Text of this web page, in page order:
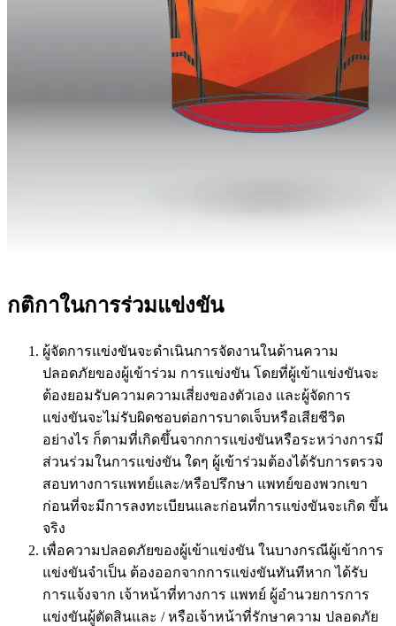
กติกาในการร่วมแข่งขัน
ผู้จัดการแข่งขันจะดำเนินการจัดงานในด้านความ
ปลอดภัยของผู้เข้าร่วม การแข่งขัน โดยที่ผู้เข้าแข่งขันจะ
ต้องยอมรับความความเสี่ยงของตัวเอง และผู้จัดการ
แข่งขันจะไม่รับผิดชอบต่อการบาดเจ็บหรือเสียชีวิต
อย่างไร ก็ตามที่เกิดขึ้นจากการแข่งขันหรือระหว่างการมี
ส่วนร่วมในการแข่งขัน ใดๆ ผู้เข้าร่วมต้องได้รับการตรวจ
สอบทางการแพทย์และ/หรือปรึกษา แพทย์ของพวกเขา
ก่อนที่จะมีการลงทะเบียนและก่อนที่การแข่งขันจะเกิด ขึ้น
จริง
เพื่อความปลอดภัยของผู้เข้าแข่งขัน ในบางกรณีผู้เข้าการ
แข่งขันจำเป็น ต้องออกจากการแข่งขันทันทีหาก ได้รับ
การแจ้งจาก เจ้าหน้าที่ทางการ แพทย์ ผู้อำนวยการการ
แข่งขันผู้ตัดสินและ / หรือเจ้าหน้าที่รักษาความ ปลอดภัย